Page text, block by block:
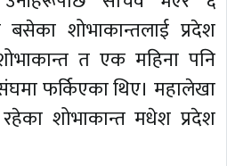
शोभाकान्तलाई प्रदेश
त एक महिना पनि
फर्किएका थिए। महालेखा
शोभाकान्त मधेश प्रदेश